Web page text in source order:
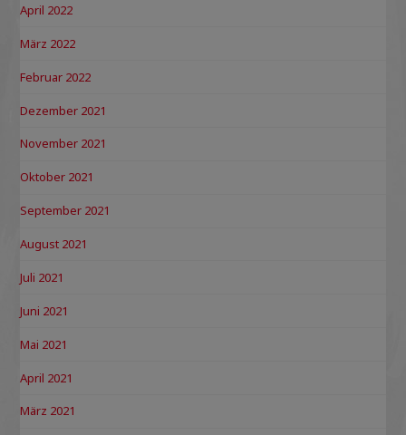
April 2022
März 2022
Februar 2022
Dezember 2021
November 2021
Oktober 2021
September 2021
August 2021
Juli 2021
Juni 2021
Mai 2021
April 2021
März 2021